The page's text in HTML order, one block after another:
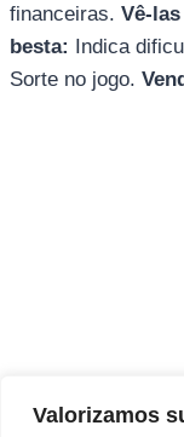
Valorizamos
financeiras. Vê-
besta: Indica
Sorte no jogo.